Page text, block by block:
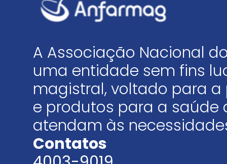
A Associação Nacional
uma entidade sem fins
magistral, voltado para
e produtos para a saúde
atendam às
Contatos